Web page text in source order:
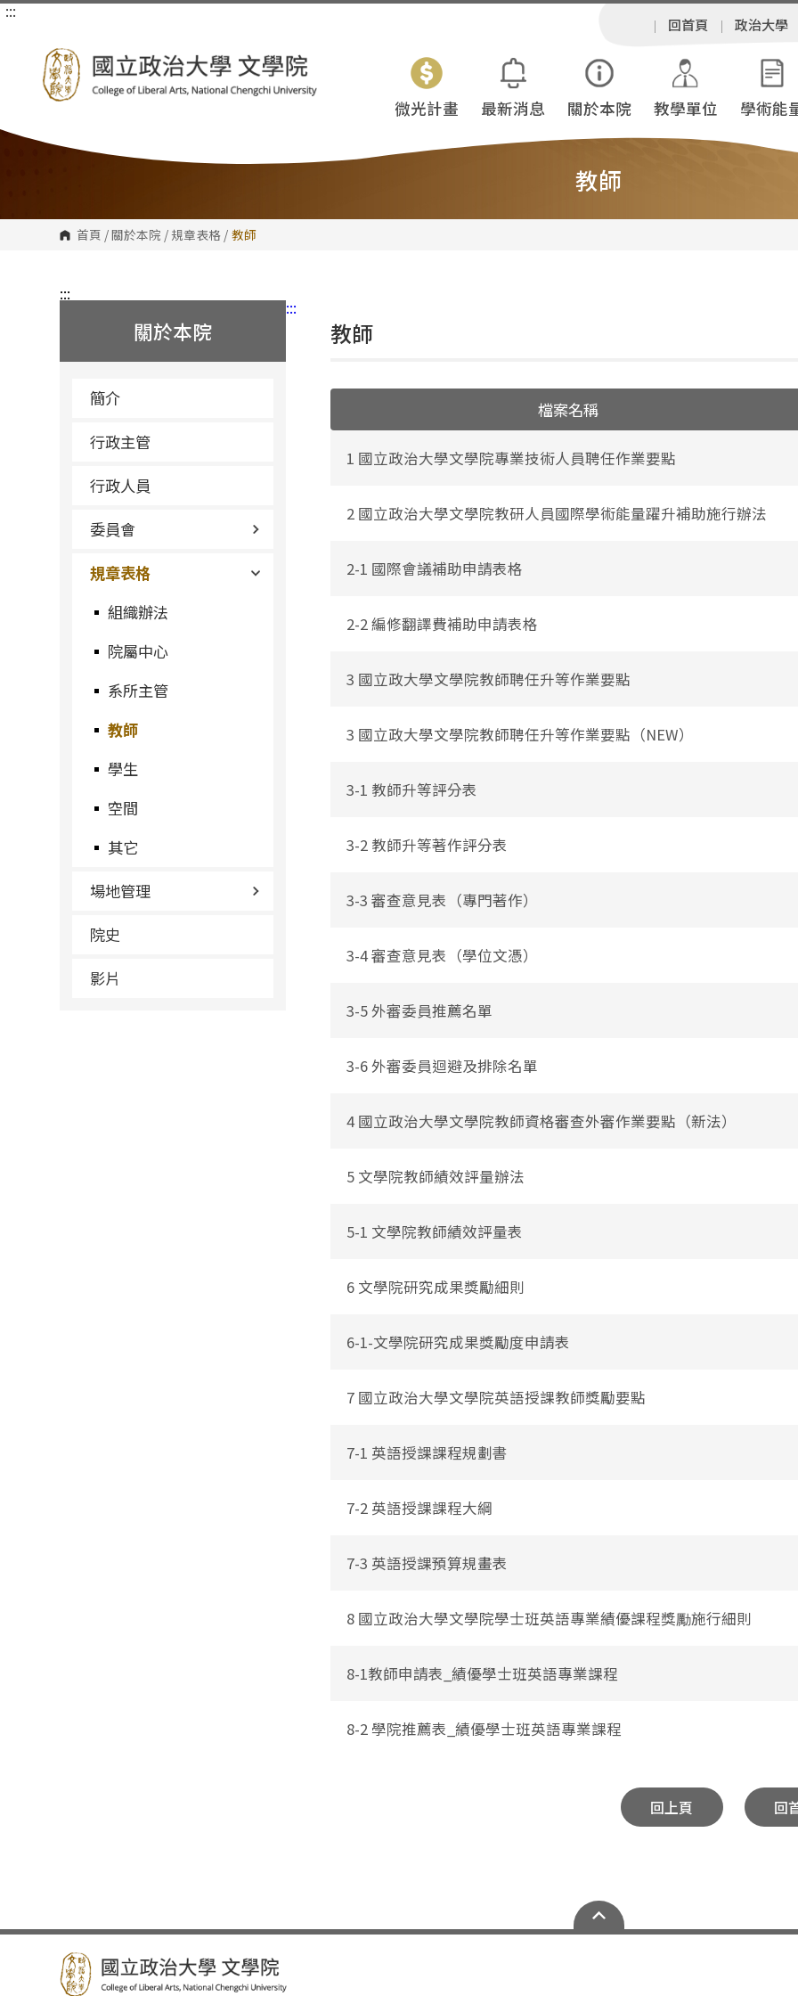
跳
:::
回首頁 政治大學
微光計畫 最新消息 關於本院 教學單位 學術能
教師
首頁 /關於本院 /規章表格 / 教師
:::
關於本院
簡介
行政主管
行政人員
委員會
規章表格
組織辦法
院屬中心
系所主管
教師
學生
空間
其它
場地管理
院史
影片
:::
教師
檔案名稱
1 國立政治大學文學院專業技術人員聘任作業要點
2 國立政治大學文學院教研人員國際學術能量躍升補助施行辦法
2-1 國際會議補助申請表格
2-2 編修翻譯費補助申請表格
3 國立政大學文學院教師聘任升等作業要點
3 國立政大學文學院教師聘任升等作業要點（NEW）
3-1 教師升等評分表
3-2 教師升等著作評分表
3-3 審查意見表（專門著作）
3-4 審查意見表（學位文憑）
3-5 外審委員推薦名單
3-6 外審委員迴避及排除名單
4 國立政治大學文學院教師資格審查外審作業要點（新法）
5 文學院教師績效評量辦法
5-1 文學院教師績效評量表
6 文學院研究成果獎勵細則
6-1-文學院研究成果獎勵度申請表
7 國立政治大學文學院英語授課教師獎勵要點
7-1 英語授課課程規劃書
7-2 英語授課課程大綱
7-3 英語授課預算規畫表
8 國立政治大學文學院學士班英語專業績優課程獎勵施行細則
8-1教師申請表_績優學士班英語專業課程
8-2 學院推薦表_績優學士班英語專業課程
回上頁 回